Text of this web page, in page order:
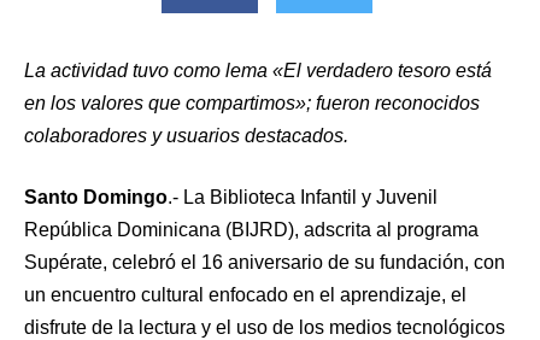
La actividad tuvo como lema «El verdadero tesoro está
en los valores que compartimos»; fueron reconocidos
colaboradores y usuarios destacados.
Santo Domingo.- La Biblioteca Infantil y Juvenil
República Dominicana (BIJRD), adscrita al programa
Supérate, celebró el 16 aniversario de su fundación, con
un encuentro cultural enfocado en el aprendizaje, el
disfrute de la lectura y el uso de los medios tecnológicos